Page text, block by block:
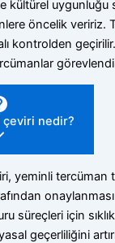
kültürel
öncelik veririz.
kontrolden
nedir?
yeminli tercüman
süreçleri için
geçerliliğini